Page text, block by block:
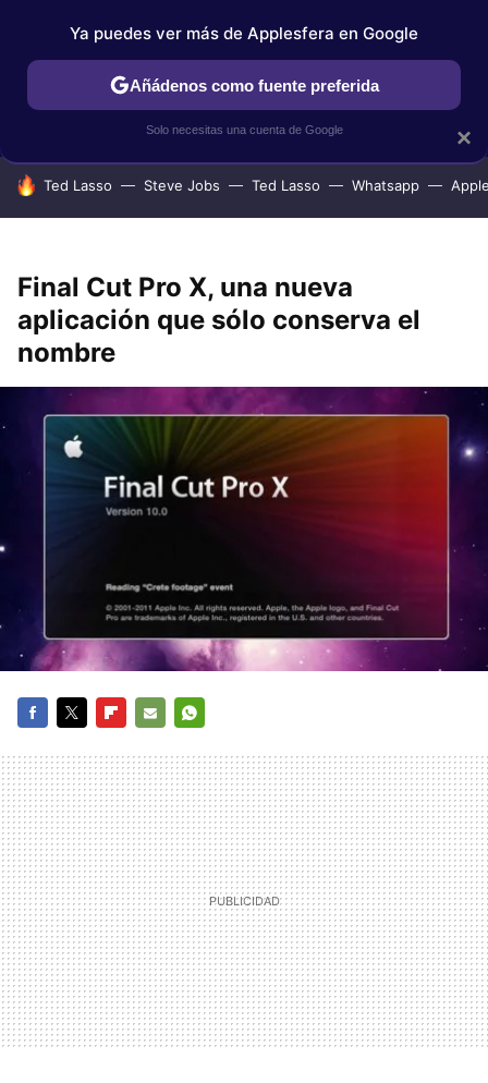
IPHONE TUTORIALES APPLESFERA SELECCIÓN
HOY SE HABLA DE
Ted Lasso Steve Jobs Ted Lasso Whatsapp
Final Cut Pro X, una nueva
aplicación que sólo conserva el
nombre
MAIL
×
Ya puedes ver más de Applesfera en Google
Añádenos como fuente preferida
Solo necesitas una cuenta de Google